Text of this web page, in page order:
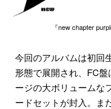
『new chapter
今回のアルバムは初回
形態で展開され、FC
ージの大ボリュームな
ードセットが封入。ま